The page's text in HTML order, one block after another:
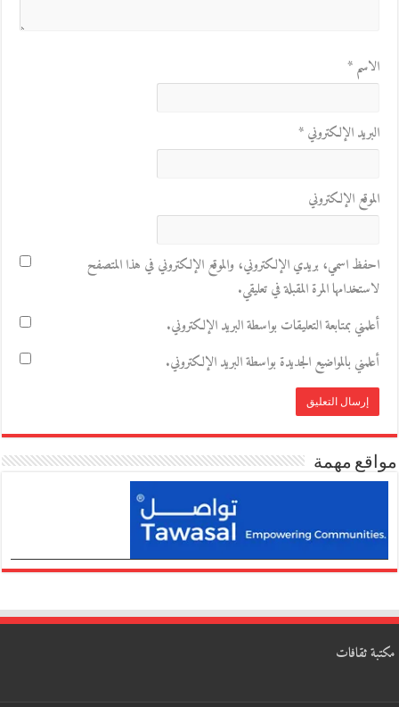
الاسم*
البريد الإلكتروني*
الموقع الإلكتروني
احفظ اسمي، بريدي الإلكتروني، والموقع الإلكتروني في هذا المتصفح
لاستخدامها المرة المقبلة في تعليقي.
أعلمني بمتابعة التعليقات بواسطة البريد الإلكتروني.
أعلمني بالمواضيع الجديدة بواسطة البريد الإلكتروني.
مواقع مهمة
مكتبة ثقافات